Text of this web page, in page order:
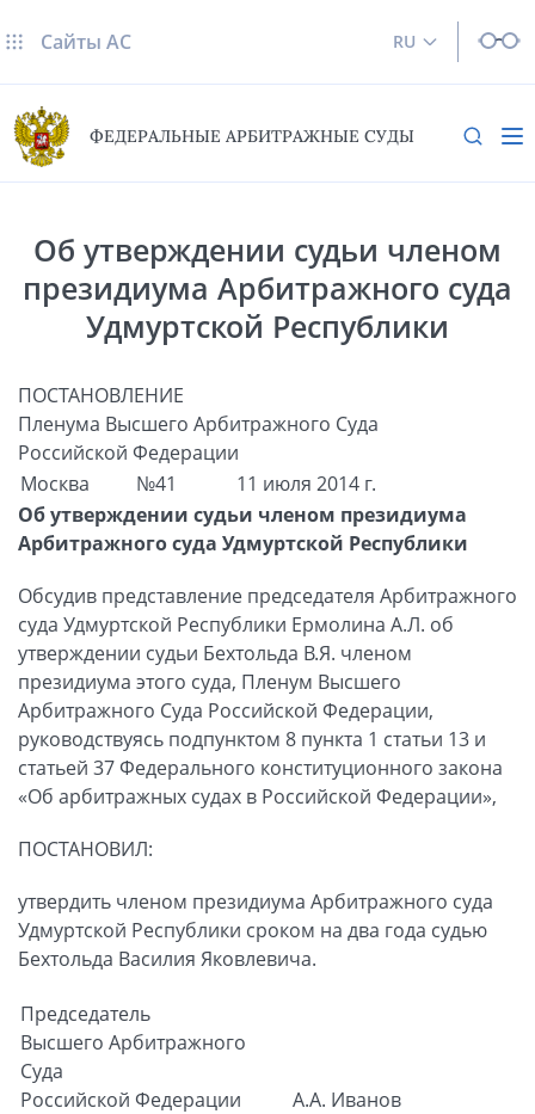
RU
Сайты AC
ФЕДЕРАЛЬНЫЕ АРБИТРАЖНЫЕ СУДЫ
Об утверждении судьи членом
президиума Арбитражного суда
Удмуртской Республики
ПОСТАНОВЛЕНИЕ
Пленума Высшего Арбитражного Суда
Российской Федерации
Москва
№41
11 июля 2014 г.
Об утверждении судьи членом президиума
Арбитражного суда Удмуртской Республики
Обсудив представление председателя Арбитражного
суда Удмуртской Республики Ермолина А.Л. об
утверждении судьи Бехтольда В.Я. членом
президиума этого суда, Пленум Высшего
Арбитражного Суда Российской Федерации,
руководствуясь подпунктом 8 пункта 1 статьи 13 и
статьей 37 Федерального конституционного закона
«Об арбитражных судах в Российской Федерации»,
ПОСТАНОВИЛ:
утвердить членом президиума Арбитражного суда
Удмуртской Республики сроком на два года судью
Бехтольда Василия Яковлевича.
Председатель
Высшего Арбитражного
Суда
Российской Федерации
А.А. Иванов